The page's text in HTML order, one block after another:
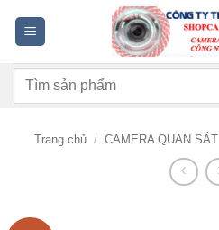
dung
Tìm
Trang chủ / CAMERA QUAN SÁT